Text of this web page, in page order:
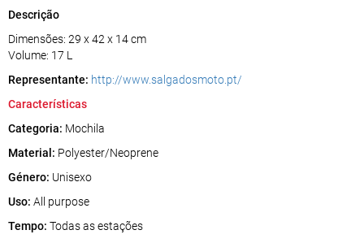
Descrição
Dimensões: 29 x 42 x 14 cm
Volume: 17 L
Representante: http://www.salgadosmoto.pt/
Características
Categoria: Mochila
Material: Polyester/Neoprene
Género: Unisexo
Uso: All purpose
Tempo: Todas as estações